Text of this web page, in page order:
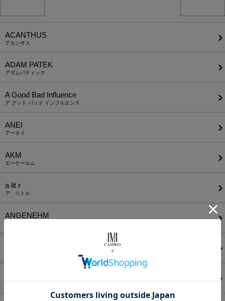
ACANTHUS
アカンサス
ADAM PATEK
アダムパティック
A Good Bad Influence
ア グッド バッド インフルエンス
ANEI
アーネイ
AKM
エーケーエム
a lit r
ア リトル
ANGENEHM